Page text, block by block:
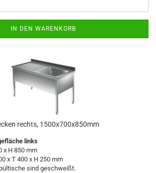
IN DEN WARENKORB
rechts, 1500x700x850mm
links
x H 850 mm
x T 400 x H 250 mm
sind geschweißt.